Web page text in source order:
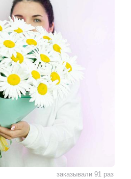
заказывали 91 раз